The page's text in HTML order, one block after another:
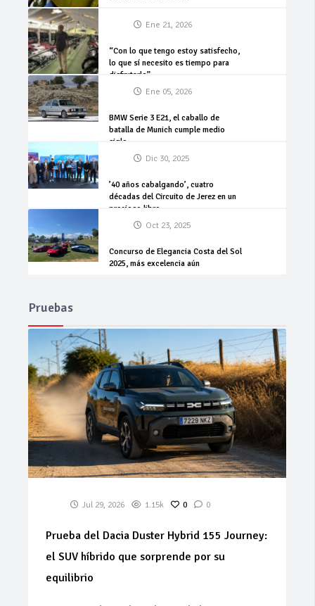
Ene 21, 2026
“Con lo que tengo estoy satisfecho,
lo que sí necesito es tiempo para
disfrutarlo”
Ene 05, 2026
BMW Serie 3 E21, el caballo de
batalla de Munich cumple medio
siglo
Dic 30, 2025
’40 años cabalgando’, cuatro
décadas del Circuito de Jerez en un
precioso libro
Oct 23, 2025
Concurso de Elegancia Costa del Sol
2025, más excelencia aún
Pruebas
Jul 29, 2026 1.15k 0 0
Prueba del Dacia Duster Hybrid 155 Journey:
el SUV híbrido que sorprende por su
equilibrio